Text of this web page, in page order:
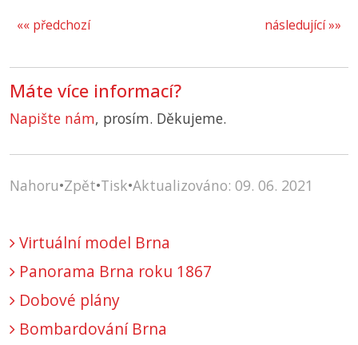
následující »»
«« předchozí
Máte více informací?
Napište nám, prosím. Děkujeme.
Nahoru•Zpět•Tisk•Aktualizováno: 09. 06. 2021
Virtuální model Brna
Panorama Brna roku 1867
Dobové plány
Bombardování Brna